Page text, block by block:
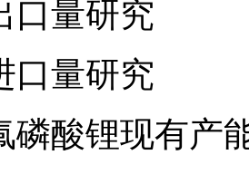
口量研究
口量研究
磷酸锂现有产